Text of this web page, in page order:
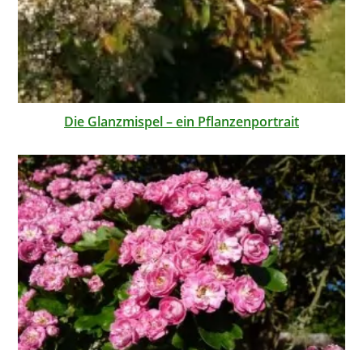
Die Glanzmispel – ein Pflanzenportrait